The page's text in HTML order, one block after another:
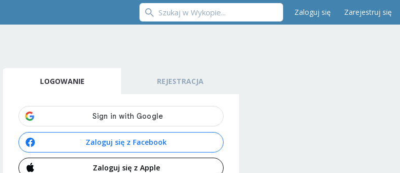
Zaloguj się Zarejestruj się
LOGOWANIE REJESTRACJA
Zaloguj się z Facebook
Zaloguj się z Apple